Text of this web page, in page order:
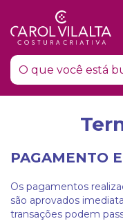
PAGAMENTO
Os pagamentos
são aprovados
transações podem